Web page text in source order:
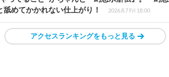
舐めてかかれない仕上がり！
2026.8.7 Fri 18:00
アクセスランキングをもっと見る